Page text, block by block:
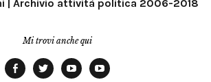
| Archivio attività politica 2006-2018
Mi trovi anche qui